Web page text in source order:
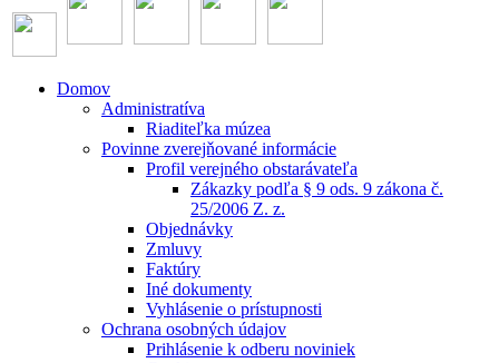
Domov
Administratíva
Riaditeľka múzea
Povinne zverejňované informácie
Profil verejného obstarávateľa
Zákazky podľa § 9 ods. 9 zákona č.
25/2006 Z. z.
Objednávky
Zmluvy
Faktúry
Iné dokumenty
Vyhlásenie o prístupnosti
Ochrana osobných údajov
Prihlásenie k odberu noviniek